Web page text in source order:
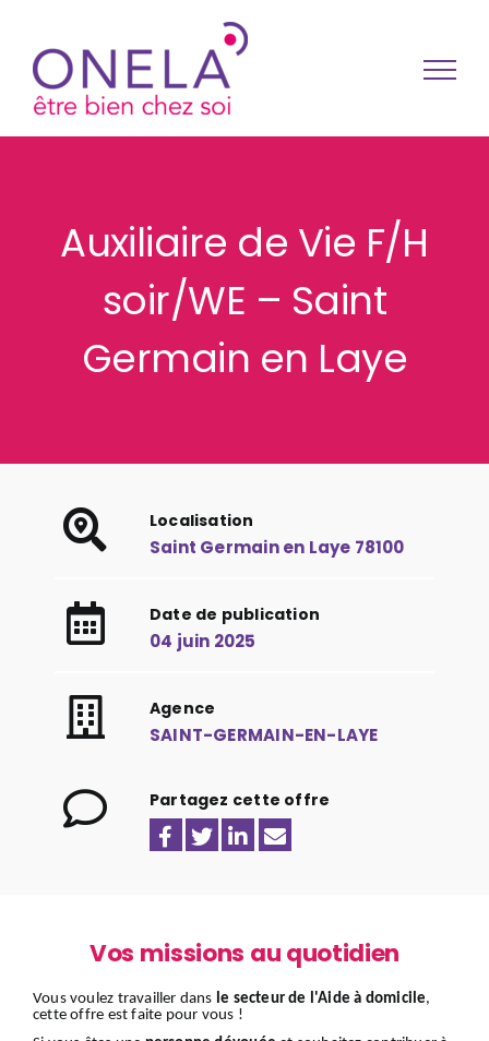
Auxiliaire de Vie F/H
soir/WE – Saint
Germain en Laye
Localisation
Saint Germain en Laye 78100
Date de publication
04 juin 2025
Agence
SAINT-GERMAIN-EN-LAYE
Partagez cette offre
Vos missions au quotidien
Vous voulez travailler dans le secteur de l'Aide à domicile,
cette offre est faite pour vous !